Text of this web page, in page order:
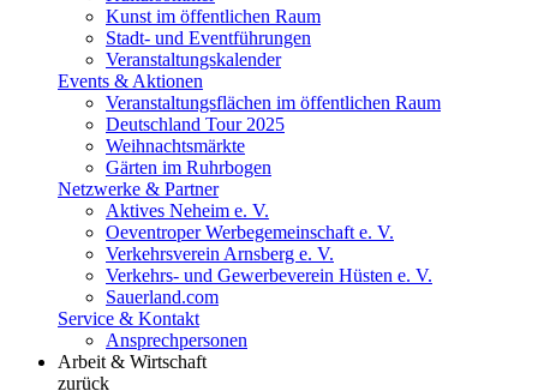
Kunst im öffentlichen Raum
Stadt- und Eventführungen
Veranstaltungskalender
Events & Aktionen
Veranstaltungsflächen im öffentlichen Raum
Deutschland Tour 2025
Weihnachtsmärkte
Gärten im Ruhrbogen
Netzwerke & Partner
Aktives Neheim e. V.
Oeventroper Werbegemeinschaft e. V.
Verkehrsverein Arnsberg e. V.
Verkehrs- und Gewerbeverein Hüsten e. V.
Sauerland.com
Service & Kontakt
Ansprechpersonen
Arbeit & Wirtschaft
zurück